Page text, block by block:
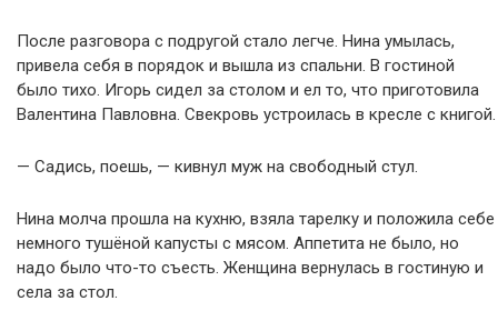
После разговора с подругой стало легче. Нина умылась,
привела себя в порядок и вышла из спальни. В гостиной
было тихо. Игорь сидел за столом и ел то, что приготовила
Валентина Павловна. Свекровь устроилась в кресле с книгой.
— Садись, поешь, — кивнул муж на свободный стул.
Нина молча прошла на кухню, взяла тарелку и положила себе
немного тушёной капусты с мясом. Аппетита не было, но
надо было что-то съесть. Женщина вернулась в гостиную и
села за стол.